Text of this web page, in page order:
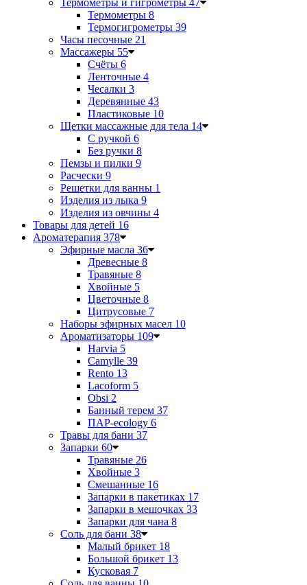
Термометры и гигрометры 47
Термометры 8
Термогигрометры 39
Часы песочные 21
Массажеры 55
Счёты 6
Ленточные 4
Чесалки 3
Деревянные 43
Пластиковые 10
Щетки массажные для тела 14
С ручкой 6
Без ручки 8
Пемзы и пилки 9
Расчески 9
Решетки для ванны 1
Изделия из лыка 9
Изделия из овчины 4
Товары для детей 16
Ароматерапия 378
Эфирные масла 36
Древесные 8
Травяные 8
Хвойные 5
Цветочные 8
Цитрусовые 7
Наборы эфирных масел 10
Ароматизаторы 109
Harvia 5
Camylle 39
Rento 13
Lacoform 5
Obsi 2
Банный терем 37
ПАР-ecology 6
Травы для бани 37
Запарки 60
Травяные 26
Хвойные 3
Смешанные 16
Запарки в пакетиках 17
Запарки в мешочках 33
Запарки для чана 8
Соль для бани 38
Малый брикет 18
Большой брикет 13
Кусковая 7